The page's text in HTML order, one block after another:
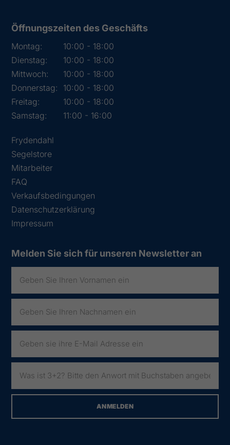
Öffnungszeiten des Geschäfts
Montag:
10:00 - 18:00
Dienstag:
10:00 - 18:00
Mittwoch:
10:00 - 18:00
Donnerstag:
10:00 - 18:00
Freitag:
10:00 - 18:00
Samstag:
11:00 - 16:00
Frydendahl
Segelstore
Mitarbeiter
FAQ
Verkaufsbedingungen
Datenschutzerklärung
Impressum
Melden Sie sich für unseren Newsletter an